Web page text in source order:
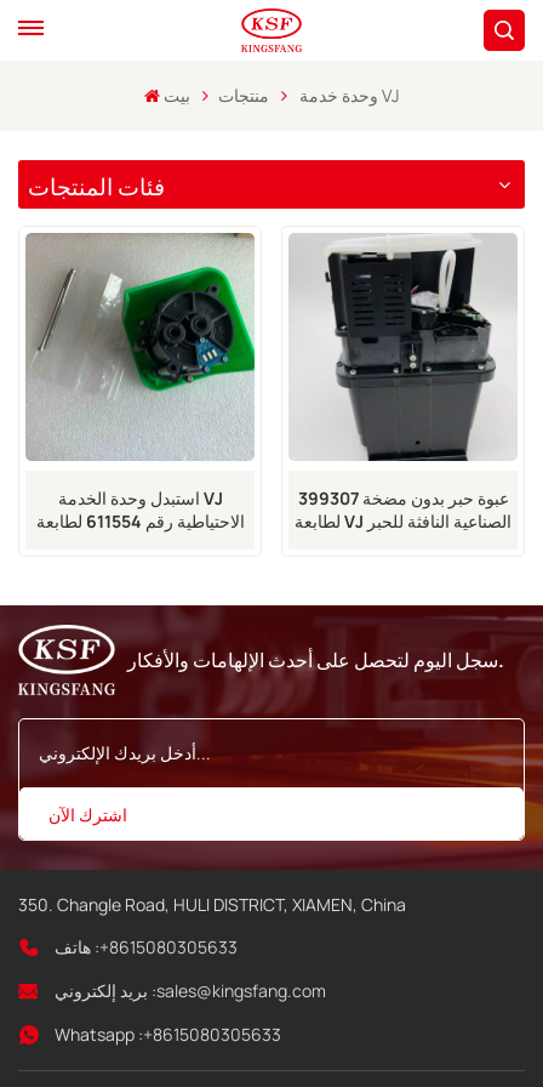
بيت منتجات وحدة خدمة VJ
فئات المنتجات
استبدل وحدة الخدمة VJ
الاحتياطية رقم 611554 لطابعة
399307 عبوة حبر بدون مضخة
لطابعة VJ الصناعية النافثة للحبر
سجل اليوم لتحصل على أحدث الإلهامات والأفكار.
350. Changle Road, HULI DISTRICT, XIAMEN, China
هاتف :+8615080305633
بريد إلكتروني :sales@kingsfang.com
Whatsapp :+8615080305633